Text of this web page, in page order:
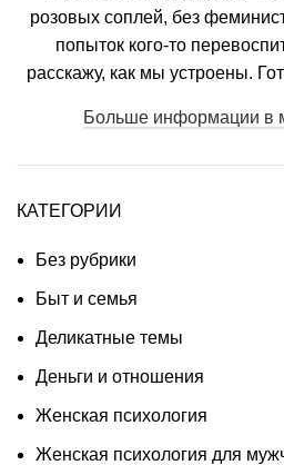
розовых соплей, без
попыток кого-то
расскажу, как мы устроены.
Больше информации в
КАТЕГОРИИ
Без рубрики
Быт и семья
Деликатные темы
Деньги и отношения
Женская психология
Женская психология для